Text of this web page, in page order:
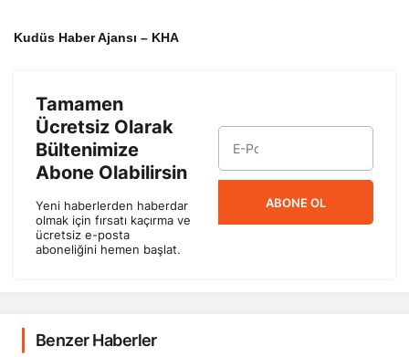
Kudüs Haber Ajansı – KHA
Tamamen
Ücretsiz Olarak
Bültenimize
Abone Olabilirsin
Yeni haberlerden haberdar
olmak için fırsatı kaçırma ve
ücretsiz e-posta
aboneliğini hemen başlat.
ABONE OL
Benzer Haberler